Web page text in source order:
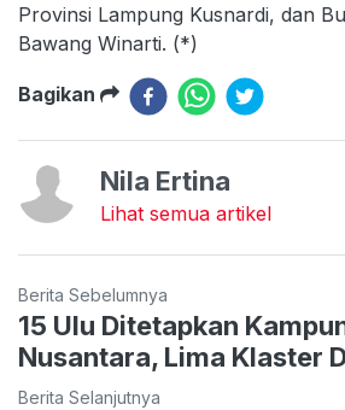
Provinsi Lampung Kusnardi, dan
Bawang Winarti. (*)
Bagikan
Nila Ertina
Lihat semua artikel
Berita Sebelumnya
15 Ulu Ditetapkan
Nusantara, Lima Klaster
Berita Selanjutnya